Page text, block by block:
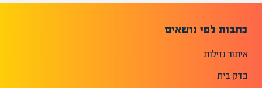
כתבות לפי נושאים
איתור נזילות
בדק בית